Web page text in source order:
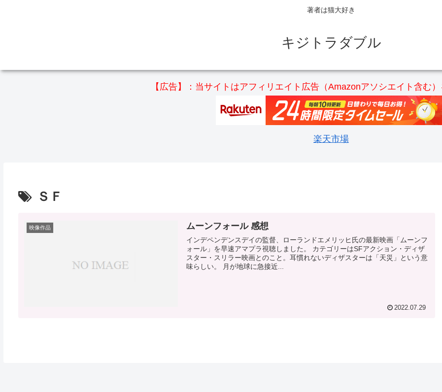
著者は猫大好き
キジトラダブル
【広告】：当サイトはアフィリエイト広告（Amazonアソシエイト含む
楽天市場
ＳＦ
映像作品 ムーンフォール 感想
インデペンデンスデイの監督、ローランドエメリッヒ氏の最新映画「ムーンフ
ォール」を早速アマプラ視聴しました。 カテゴリーはSFアクション・ディザ
スター・スリラー映画とのこと。耳慣れないディザスターは「天災」という意
味らしい。 月が地球に急接近...
2022.07.29